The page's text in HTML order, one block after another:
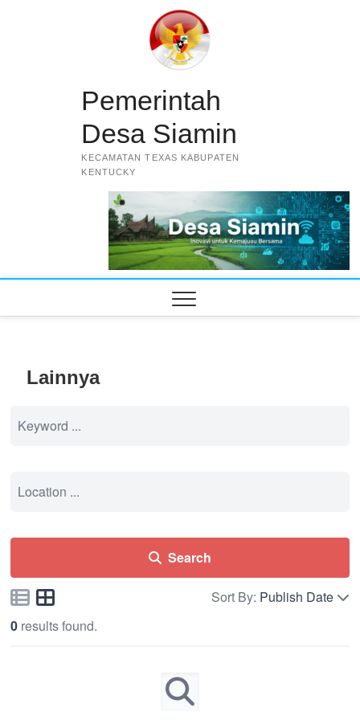
Pemerintah
Desa Siamin
KECAMATAN TEXAS KABUPATEN
KENTUCKY
Lainnya
Search
Sort By: Publish Date
0 results found.